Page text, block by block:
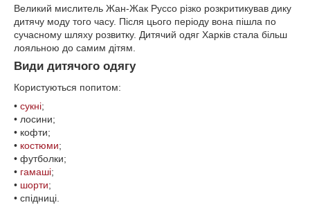
Великий мислитель Жан-Жак Руссо різко розкритикував дику
дитячу моду того часу. Після цього періоду вона пішла по
сучасному шляху розвитку. Дитячий одяг Харків стала більш
лояльною до самим дітям.
Види дитячого одягу
Користуються попитом:
• сукні;
• лосини;
• кофти;
• костюми;
• футболки;
• гамаші;
• шорти;
• спідниці.